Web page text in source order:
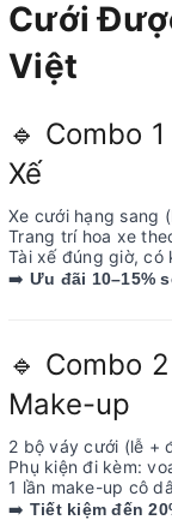
Cưới
Việt
🔹 Combo
Xế
Xe cưới hạng sang
Trang trí hoa xe
Tài xế đúng giờ, có
➡ Ưu đãi 10–15%
🔹 Combo
Make-up
2 bộ váy cưới (lễ +
Phụ kiện đi kèm:
1 lần make-up cô
➡ Tiết kiệm đến